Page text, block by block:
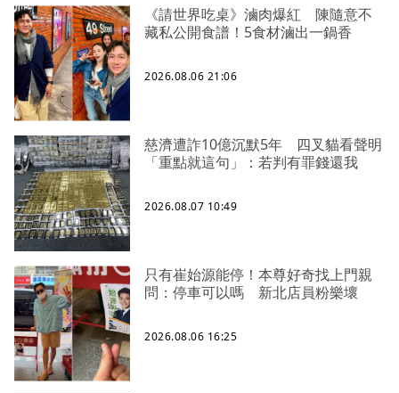
《請世界吃桌》滷肉爆紅 陳隨意不
藏私公開食譜！5食材滷出一鍋香
2026.08.06 21:06
慈濟遭詐10億沉默5年 四叉貓看聲明
「重點就這句」：若判有罪錢還我
2026.08.07 10:49
只有崔始源能停！本尊好奇找上門親
問：停車可以嗎 新北店員粉樂壞
2026.08.06 16:25